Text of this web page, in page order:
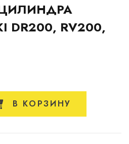
DR200, RV200,
В КОРЗИНУ